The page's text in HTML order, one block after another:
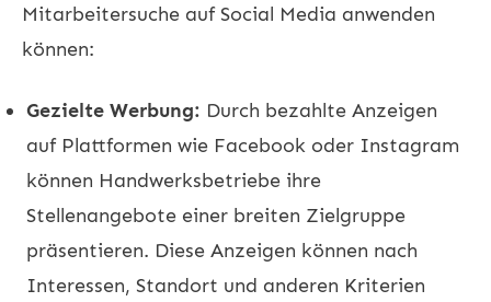
Mitarbeitersuche auf Social Media anwenden
können:
Gezielte Werbung: Durch bezahlte Anzeigen
auf Plattformen wie Facebook oder Instagram
können Handwerksbetriebe ihre
Stellenangebote einer breiten Zielgruppe
präsentieren. Diese Anzeigen können nach
Interessen, Standort und anderen Kriterien